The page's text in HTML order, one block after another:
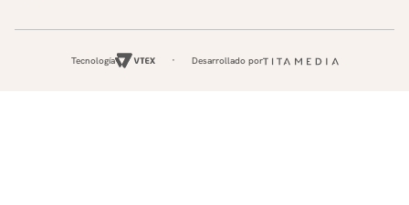
Tecnología Desarrollado por